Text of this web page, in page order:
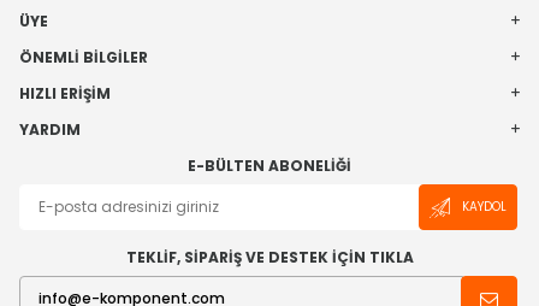
ÜYE
ÖNEMLI BILGILER
HIZLI ERIŞIM
YARDIM
E-BÜLTEN ABONELIĞI
KAYDOL
TEKLİF, SİPARİŞ VE DESTEK İÇİN TIKLA